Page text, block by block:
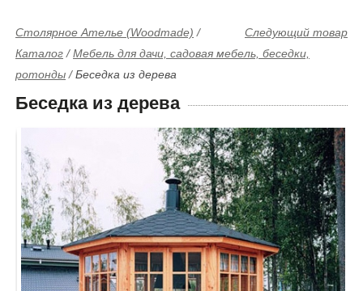
Следующий товар
Столярное Ателье (Woodmade) /
Каталог /Мебель для дачи, садовая мебель, беседки,
ротонды /Беседка из дерева
Беседка из дерева